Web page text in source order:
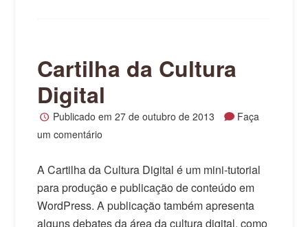
Cartilha da Cultura
Digital
Publicado em 27 de outubro de 2013
Faça
um comentário
A Cartilha da Cultura Digital é um mini-tutorial
para produção e publicação de conteúdo em
WordPress. A publicação também apresenta
alguns debates da área da cultura digital, como